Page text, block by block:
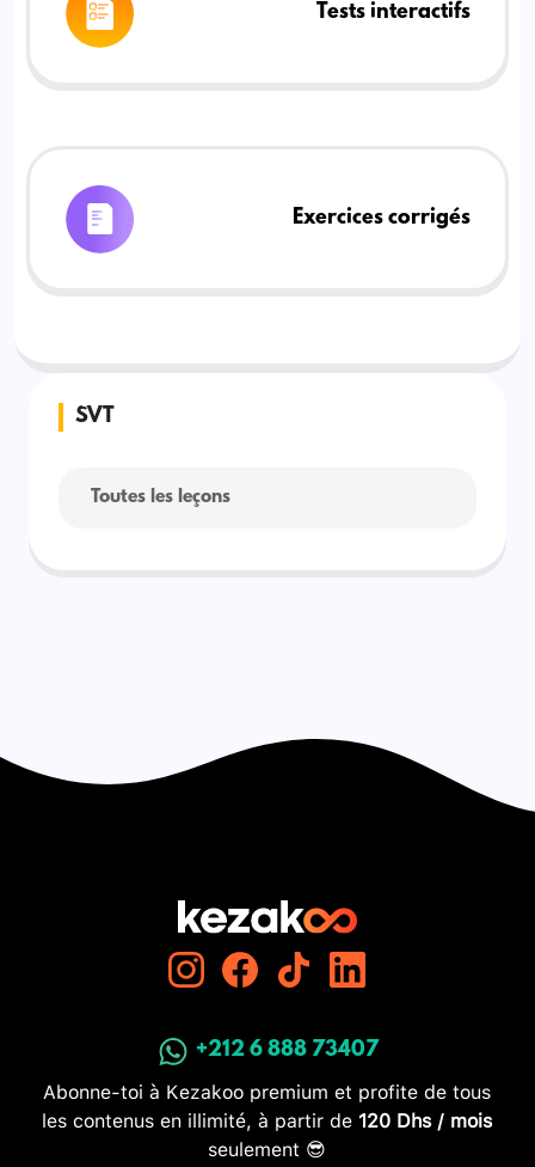
Tests interactifs
Exercices corrigés
SVT
Toutes les leçons
+212 6 888 73407
Abonne-toi à Kezakoo premium et profite de tous
les contenus en illimité, à partir de 120 Dhs / mois
seulement 😎